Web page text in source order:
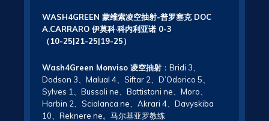
WASH4GREEN 蒙维索凌空抽射-普罗塞克 DOC
A.CARRARO 伊莫科·科内利亚诺 0-3
（10-25|21-25|19-25）
Wash4Green Monviso 凌空抽射 ：Bridi 3、
Dodson 3、Malual 4、Siftar 2、D’Odorico 5、
Sylves 1、Bussoli ne、Battistoni ne、Moro、
Harbin 2、Scialanca ne、Akrari 4、Davyskiba
10、Reknere ne。马尔基亚罗教练